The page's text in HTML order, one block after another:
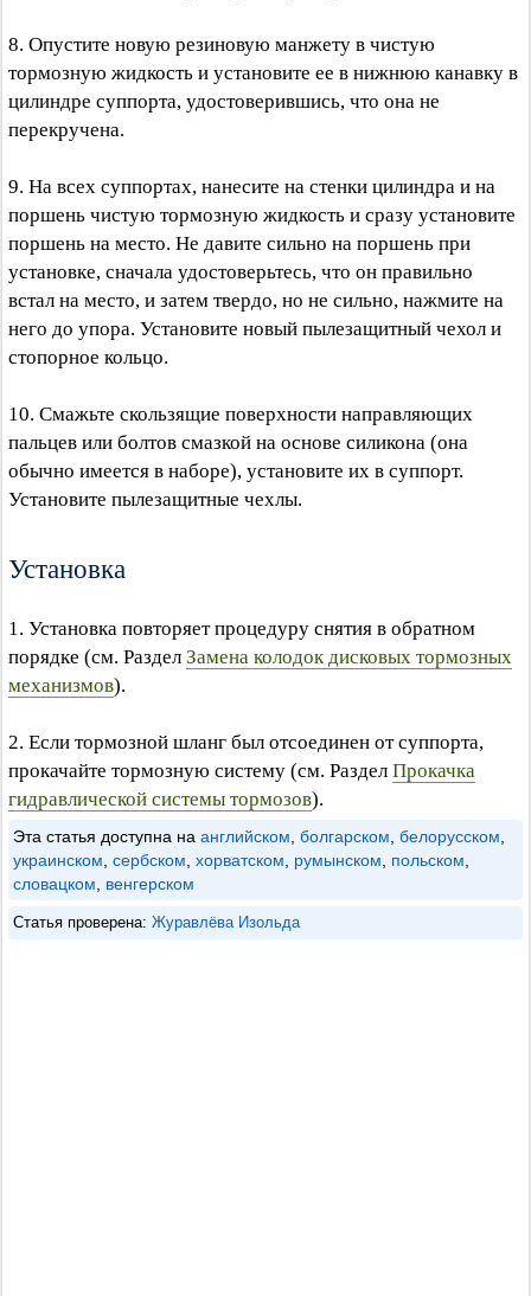
8. Опустите новую резиновую манжету в чистую
тормозную жидкость и установите ее в нижнюю канавку в
цилиндре суппорта, удостоверившись, что она не
перекручена.
9. На всех суппортах, нанесите на стенки цилиндра и на
поршень чистую тормозную жидкость и сразу установите
поршень на место. Не давите сильно на поршень при
установке, сначала удостоверьтесь, что он правильно
встал на место, и затем твердо, но не сильно, нажмите на
него до упора. Установите новый пылезащитный чехол и
стопорное кольцо.
10. Смажьте скользящие поверхности направляющих
пальцев или болтов смазкой на основе силикона (она
обычно имеется в наборе), установите их в суппорт.
Установите пылезащитные чехлы.
Установка
1. Установка повторяет процедуру снятия в обратном
порядке (см. Раздел Замена колодок дисковых тормозных
механизмов).
2. Если тормозной шланг был отсоединен от суппорта,
прокачайте тормозную систему (см. Раздел Прокачка
гидравлической системы тормозов).
Эта статья доступна на английском болгарском белорусском
украинском сербском хорватском румынском польском
словацком
венгерском
Статья проверена: Журавлёва Изольда